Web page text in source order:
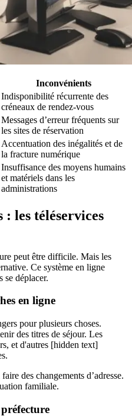
Inconvénients
Indisponibilité récurrente des
créneaux de rendez-vous
Messages d’erreur fréquents sur
les sites de réservation
Accentuation des inégalités et de
la fracture numérique
Insuffisance des moyens humains
et matériels dans les
administrations
les téléservices
peut être difficile. Mais les
Ce système en ligne
se déplacer.
en ligne
pour plusieurs choses.
des titres de séjour. Les
et d'autres [hidden text]
des changements d’adresse.
familiale.